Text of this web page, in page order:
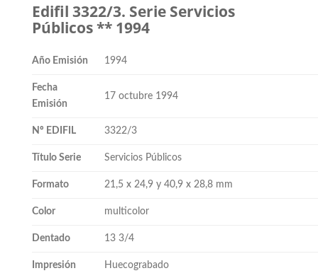
Edifil 3322/3. Serie Servicios
Públicos ** 1994
Año Emisión 1994
Fecha
Emisión
17 octubre 1994
Nº EDIFIL 3322/3
Título Serie Servicios Públicos
Formato 21,5 x 24,9 y 40,9 x 28,8 mm
Color multicolor
Dentado 13 3/4
Impresión Huecograbado